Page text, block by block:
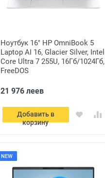
Ноутбук 16" HP OmniBook 5
Laptop AI 16, Glacier Silver, Intel
Core Ultra 7 255U, 16Гб/1024Гб,
FreeDOS
21 976 леев
Добавить в
корзину
NEW